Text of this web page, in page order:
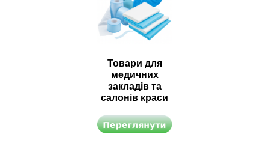
Товари для
медичних
закладів та
салонів краси